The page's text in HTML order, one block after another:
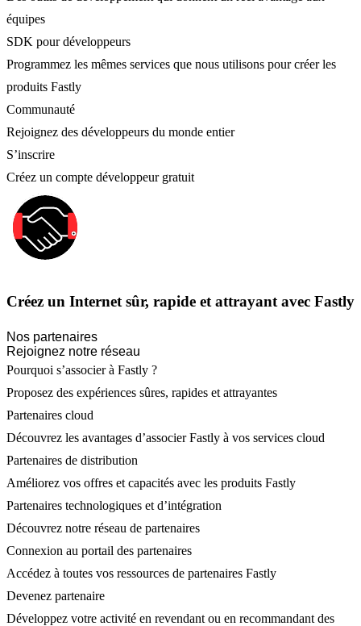
équipes
SDK pour développeurs
Programmez les mêmes services que nous utilisons pour créer les
produits Fastly
Communauté
Rejoignez des développeurs du monde entier
S’inscrire
Créez un compte développeur gratuit
Créez un Internet sûr, rapide et attrayant avec Fastly
Nos partenaires
Rejoignez notre réseau
Pourquoi s’associer à Fastly ?
Proposez des expériences sûres, rapides et attrayantes
Partenaires cloud
Découvrez les avantages d’associer Fastly à vos services cloud
Partenaires de distribution
Améliorez vos offres et capacités avec les produits Fastly
Partenaires technologiques et d’intégration
Découvrez notre réseau de partenaires
Connexion au portail des partenaires
Accédez à toutes vos ressources de partenaires Fastly
Devenez partenaire
Développez votre activité en revendant ou en recommandant des